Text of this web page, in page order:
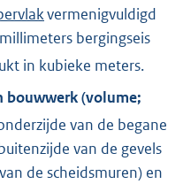
vermenigvuldigd
bergingseis
in kubieke meters.
bouwwerk (volume;
van de begane
van de gevels
de scheidsmuren) en